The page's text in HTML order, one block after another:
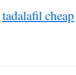
tadalafil cheap